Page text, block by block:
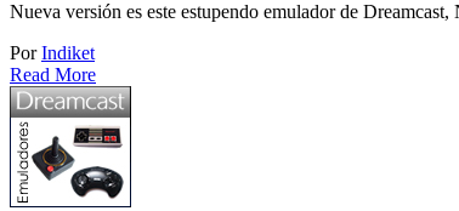
Nueva versión es este estupendo emulador de
PorIndiket
Read More